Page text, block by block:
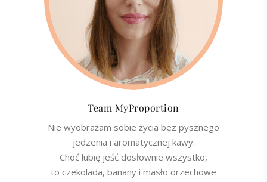
Team MyProportion
Nie wyobrażam sobie życia bez pysznego
jedzenia i aromatycznej kawy.
Choć lubię jeść dosłownie wszystko,
to czekolada, banany i masło orzechowe